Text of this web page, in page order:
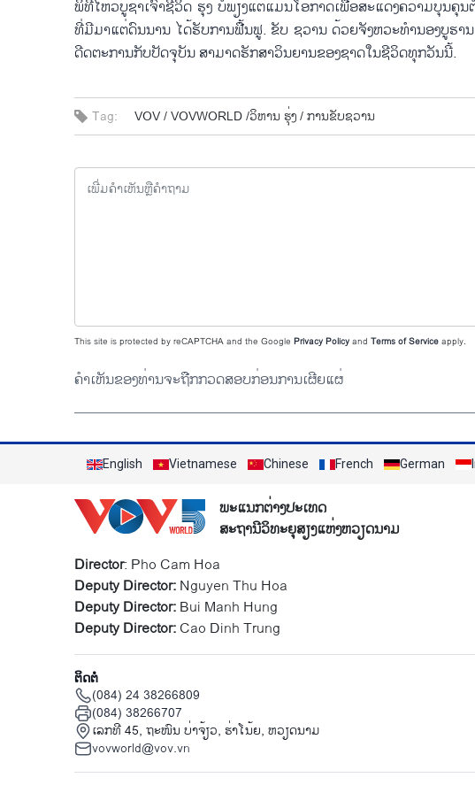
ພິ​ທີ​ໄຫວ້​ບູ​ຊາ​ເຈົ້າ​ຊີ​ວິດ ຮຸ່ງ ບໍ່​ພຽງ​ແຕ່​ແມ່ນ​ໂອ​ກາດ​ເພື່ອ​ສະ​ແດງ​ຄວາມ​ບຸນ​
ທີ່​ມີ​ມາ​ແຕ່​ດົນ​ນານ ໄດ້​ຮັບ​ການ​ຟື້ນ​ຟູ. ຂັບ​ ຊວານ ດ້ວຍ​ຈັງ​ຫວະ​ທຳ​ນອງ​ບູ​ຮ
ດີດ​ຕະ​ການ​ກັບ​ປັດ​ຈຸ​ບັນ ສາ​ມາດ​ຮັກ​ສາວິນ​ຍານ​ຂອງ​ຊາດ​ໃນ​ຊີ​ວິດ​ທຸກວັນ​ນີ້.
Tag: VOV /VOVWORLD /​ວິ​ຫານ ຮຸ່ງ /ການ​ຂັບ​ຊວານ
This site is protected by reCAPTCHA and the Google Privacy Policyand Terms of Serviceapply.
ຄຳເຫັນຂອງທ່ານຈະຖືກກວດສອບກ່ອນການເຜີຍແຜ່
English Vietnamese Chinese French German
ພະແນກຕ່າງປະເທດ
ສະຖານີວິທະຍຸສຽງແຫ່ງຫວຽດນາມ
Director: Pho Cam Hoa
Deputy Director:Nguyen Thu Hoa
Deputy Director:Bui Manh Hung
Deputy Director:Cao Dinh Trung
ຕິດຕໍ່
(084) 24 38266809
(084) 38266707
ເລກທີ 45, ຖະໜົນ ບ່າ​ຈ້ຽວ, ຮ່າ​ໂນ້ຍ, ຫວຽດນາມ
vovworld@vov.vn